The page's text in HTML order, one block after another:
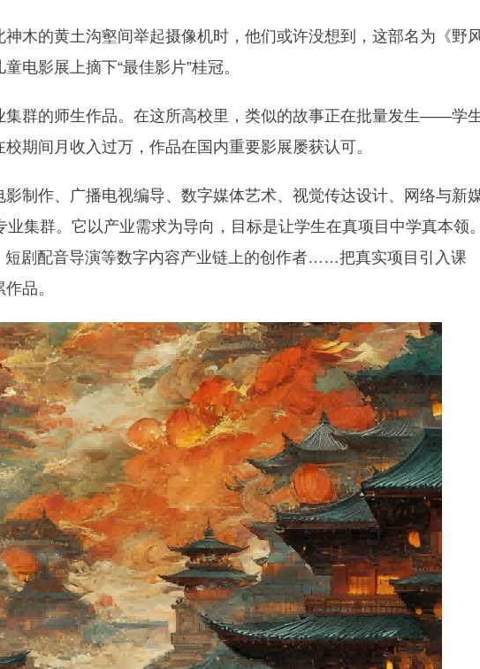
木的黄土沟壑间举起摄像机时，他们或许没想到，这部名为《野
电影展上摘下“最佳影片”桂冠。
集群的师生作品。在这所高校里，类似的故事正在批量发生——学
期间月收入过万，作品在国内重要影展屡获认可。
制作、广播电视编导、数字媒体艺术、视觉传达设计、网络与新
集群。它以产业需求为导向，目标是让学生在真项目中学真本领。
短剧配音导演等数字内容产业链上的创作者……把真实项目引入课
品。